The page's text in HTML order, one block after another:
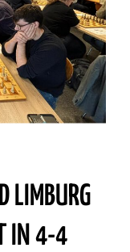
LIMBURG
IN 4-4